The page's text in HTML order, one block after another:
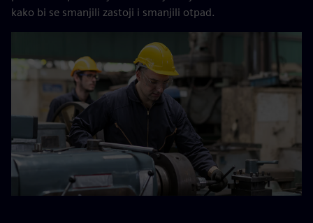
kako bi se smanjili zastoji i smanjili otpad.